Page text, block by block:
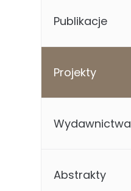
Publikacje
Projekty
Wydawnictwa
Abstrakty